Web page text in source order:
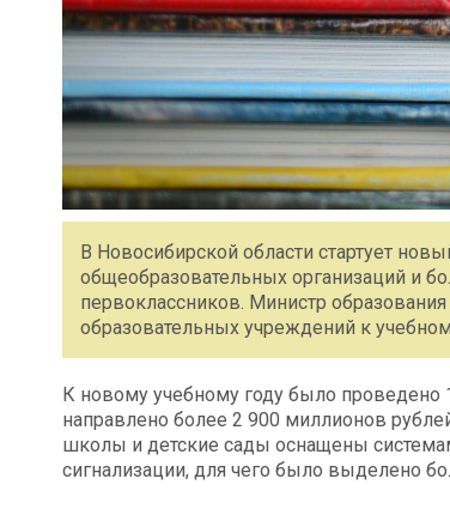
В Новосибирской области стартует
общеобразовательных организаций и
первоклассников. Министр
образовательных учреждений к
К новому учебному году было проведено
направлено более 2 900 миллионов
школы и детские сады оснащены
сигнализации, для чего было выделено